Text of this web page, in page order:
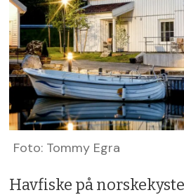
Foto: Tommy Egra
Havfiske på